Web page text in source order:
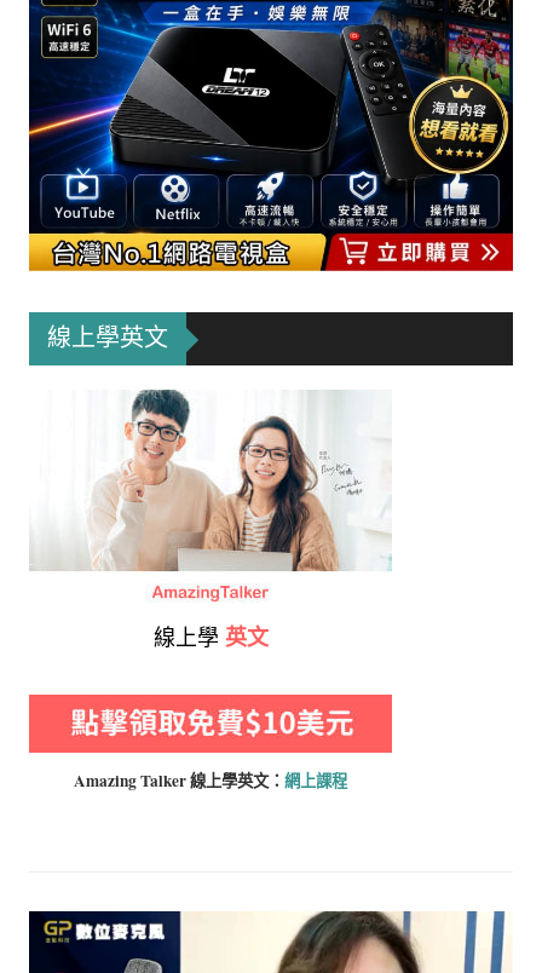
線上學英文
線上學 英文
Amazing Talker 線上學英文： 網上課程